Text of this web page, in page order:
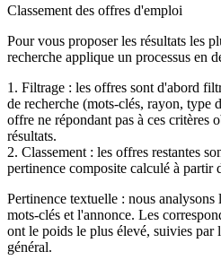
Classement des offres d'emploi
Pour vous proposer les résultats les
recherche applique un processus en
1. Filtrage : les offres sont d'abord
de recherche (mots-clés, rayon, type
offre ne répondant pas à ces critères
résultats.
2. Classement : les offres restantes
pertinence composite calculé à partir
Pertinence textuelle : nous analysons
mots-clés et l'annonce. Les
ont le poids le plus élevé, suivies par
général.